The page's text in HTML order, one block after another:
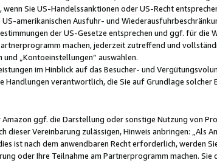
Sie US-Handelssanktionen oder US-Recht
amerikanischen Ausfuhr- und
der US-Gesetze entsprechen und ggf. für die
machen, jederzeit zutreffend und
„Kontoeinstellungen“ auswählen.
im Hinblick auf das Besucher- und
verantwortlich, die Sie auf Grundlage solcher
ggf. die Darstellung oder sonstige Nutzung von
dieser Vereinbarung zulässigen, Hinweis anbringen: „Als
ist nach dem anwendbaren Recht erforderlich, werden
oder Ihre Teilnahme am Partnerprogramm machen. Sie